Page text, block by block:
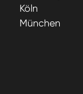
Köln
München